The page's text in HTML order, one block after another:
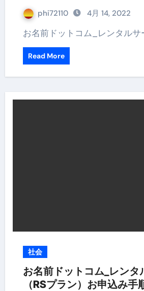
phi72110 4月 14, 2022
お名前ドットコム_レンタル
Read More
社会
お名前ドットコム_レンタ
（RSプラン）お申込み手